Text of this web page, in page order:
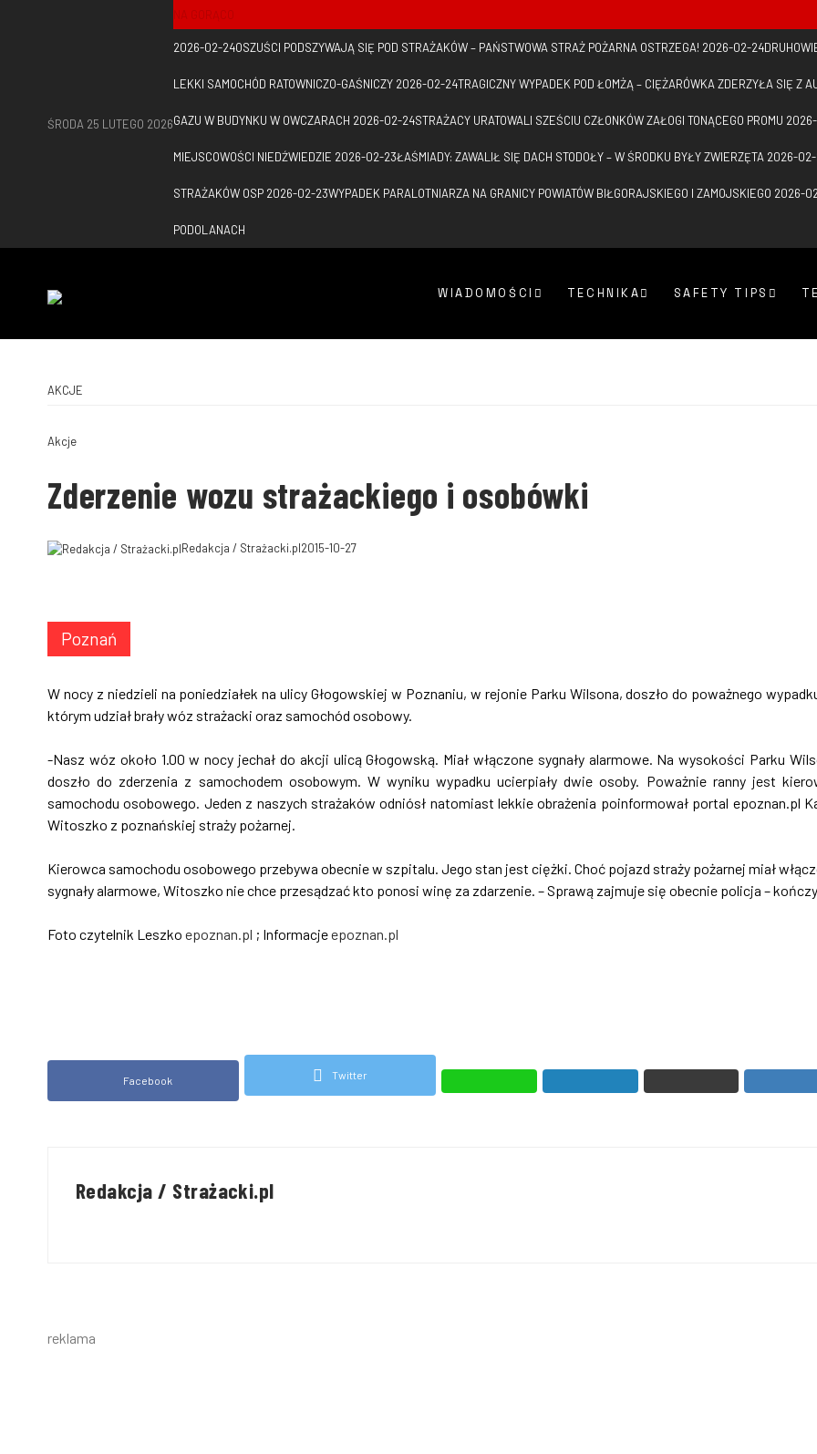
ŚRODA 25 LUTEGO 2026
NA GORĄCO
2026-02-24OSZUŚCI PODSZYWAJĄ SIĘ POD STRAŻAKÓW – PAŃSTWOWA STRAŻ POŻARNA OSTRZEGA! 2026-02-24
LEKKI SAMOCHÓD RATOWNICZO-GAŚNICZY 2026-02-24TRAGICZNY WYPADEK POD ŁOMŻĄ – CIĘŻARÓWKA ZDERZYŁA SIĘ Z
GAZU W BUDYNKU W OWCZARACH 2026-02-24STRAŻACY URATOWALI SZEŚCIU CZŁONKÓW ZAŁOGI TONĄCEGO PROMU
MIEJSCOWOŚCI NIEDŹWIEDZIE 2026-02-23ŁAŚMIADY: ZAWALIŁ SIĘ DACH STODOŁY – W ŚRODKU BYŁY ZWIERZĘTA 2026-
STRAŻAKÓW OSP 2026-02-23WYPADEK PARALOTNIARZA NA GRANICY POWIATÓW BIŁGORAJSKIEGO I ZAMOJSKIEGO 2026-
PODOLANACH
WIADOMOŚCI TECHNIKA SAFETY TIPS
AKCJE
Akcje
Zderzenie wozu strażackiego i osobówki
Redakcja / Strażacki.pl2015-10-27
Poznań
W nocy z niedzieli na poniedziałek na ulicy Głogowskiej w Poznaniu, w rejonie Parku Wilsona, doszło do poważnego
którym udział brały wóz strażacki oraz samochód osobowy.
-Nasz wóz około 1.00 w nocy jechał do akcji ulicą Głogowską. Miał włączone sygnały alarmowe. Na wysokości Parku
doszło do zderzenia z samochodem osobowym. W wyniku wypadku ucierpiały dwie osoby. Poważnie ranny jest
samochodu osobowego. Jeden z naszych strażaków odniósł natomiast lekkie obrażenia poinformował portal epoznan.pl
Witoszko z poznańskiej straży pożarnej.
Kierowca samochodu osobowego przebywa obecnie w szpitalu. Jego stan jest ciężki. Choć pojazd straży pożarnej miał
sygnały alarmowe, Witoszko nie chce przesądzać kto ponosi winę za zdarzenie. – Sprawą zajmuje się obecnie policja –
Foto czytelnik Leszko epoznan.pl ; Informacjeepoznan.pl
Facebook Twitter
Redakcja / Strażacki.pl
reklama